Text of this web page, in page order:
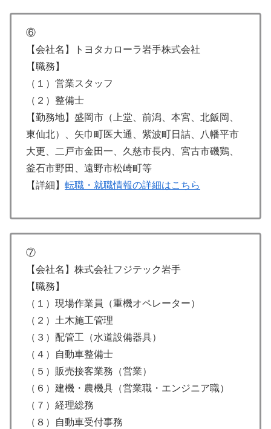
⑥
【会社名】トヨタカローラ岩手株式会社
【職務】
（１）営業スタッフ
（２）整備士
【勤務地】盛岡市（上堂、前潟、本宮、北飯岡、
東仙北）、矢巾町医大通、紫波町日詰、八幡平市
大更、二戸市金田一、久慈市長内、宮古市磯鶏、
釜石市野田、遠野市松崎町等
【詳細】 転職・就職情報の詳細はこちら
⑦
【会社名】株式会社フジテック岩手
【職務】
（１）現場作業員（重機オペレーター）
（２）土木施工管理
（３）配管工（水道設備器具）
（４）自動車整備士
（５）販売接客業務（営業）
（６）建機・農機具（営業職・エンジニア職）
（７）経理総務
（８）自動車受付事務